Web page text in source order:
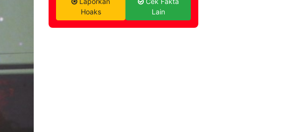
Hoaks
Lain